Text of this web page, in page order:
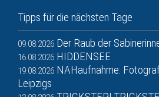
Tipps für die nächsten Tage
09.08.2026 Der Raub der
16.08.2026 HIDDENSEE
19.08.2026 NAHaufnahme:
Leipzigs